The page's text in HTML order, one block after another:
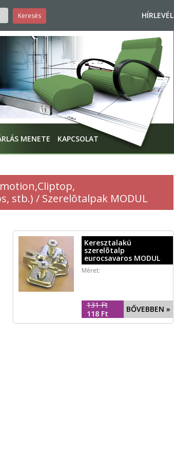
HÍRLEVÉL
MENETE KAPCSOLAT
stb.) / Szerelõtalpak MODUL
Keresztalakú
szerelõtalp
eurocsavaros MODUL
Méret:
BŐVEBBEN »
131 Ft
118 Ft